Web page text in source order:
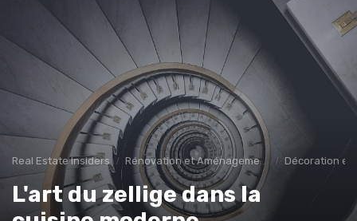
Real Estate Insiders Rénovation et Aménagement Décoration et
L'art du zellige dans la